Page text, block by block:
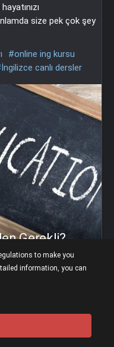
size pek çok şey
#online ing kursu
canlı dersler
Gerekli?
to make you
information, you can